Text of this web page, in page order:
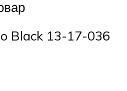
Black 13-17-036